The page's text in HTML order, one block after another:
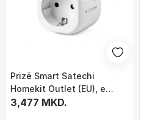
Prizë Smart Satechi
Homekit Outlet (EU), e
bardhë
3,477 MKD.